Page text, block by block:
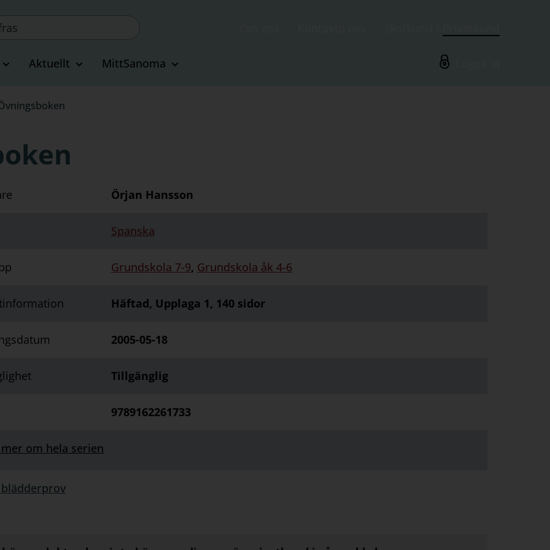
Aktuellt MittSanoma
Örjan Hansson
Spanska
Grundskola 7-9, Grundskola åk 4-6
Häftad, Upplaga 1, 140 sidor
2005-05-18
Tillgänglig
9789162261733
mer om hela serien
blädderprov